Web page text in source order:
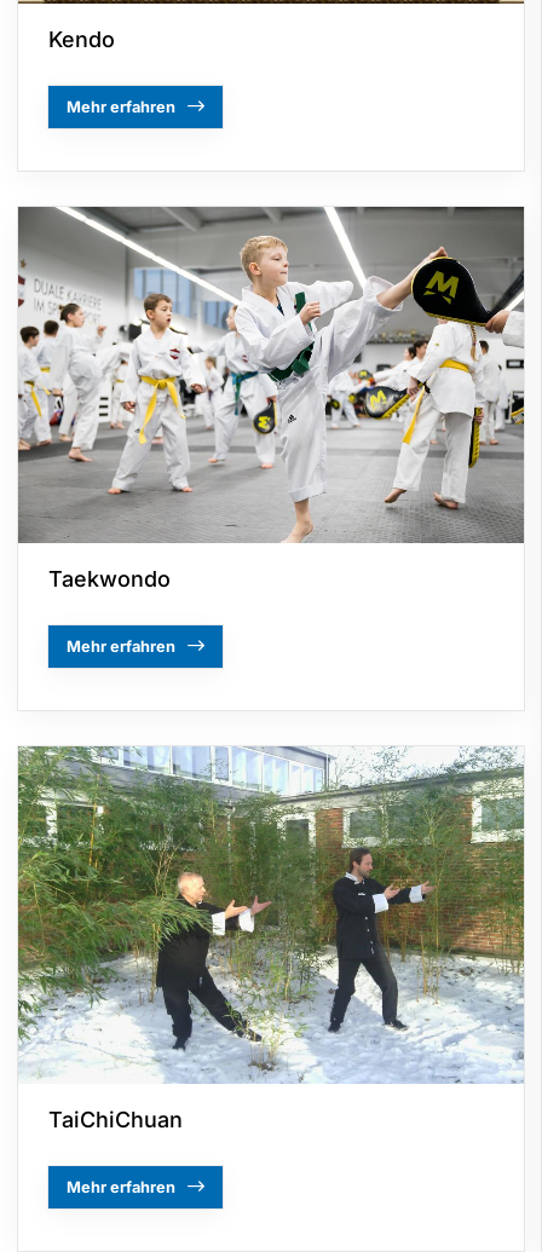
Kendo
Mehr erfahren
Taekwondo
Mehr erfahren
TaiChiChuan
Mehr erfahren